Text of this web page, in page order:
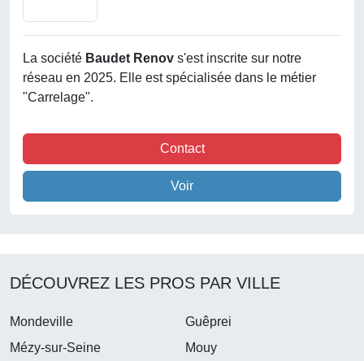
La société Baudet Renov s'est inscrite sur notre
réseau en 2025. Elle est spécialisée dans le métier
"Carrelage".
Contact
Voir
DÉCOUVREZ LES PROS PAR VILLE
Mondeville
Guêprei
Mézy-sur-Seine
Mouy